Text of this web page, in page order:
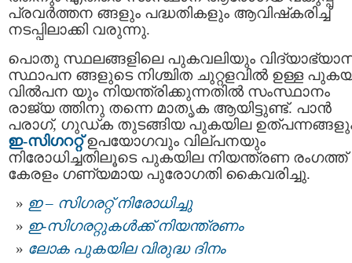
പ്രവര്‍ത്തന ങ്ങളും പദ്ധതികളും ആവിഷ്‌കരിച്ച്
നടപ്പിലാക്കി വരുന്നു.
പൊതു സ്ഥലങ്ങളിലെ പുകവലിയും
സ്ഥാപന ങ്ങളുടെ നിശ്ചിത ചുറ്റളവില്‍ ഉള്ള
വില്‍പന യും നിയന്ത്രിക്കുന്നതില്‍ സംസ്ഥാനം
രാജ്യ ത്തിനു തന്നെ മാതൃക ആയിട്ടുണ്ട്. പാന്‍
പരാഗ്, ഗുഡ്ക തുടങ്ങിയ പുകയില
ഇ-സിഗററ്റ്ഉപയോഗവും വില്പനയും
നിരോധിച്ചതിലൂടെ പുകയില നിയന്ത്രണ രംഗത്ത്
കേരളം ഗണ്യമായ പുരോഗതി കൈവരിച്ചു.
ഇ – സിഗരറ്റ് നിരോധിച്ചു
ഇ-സിഗരറ്റുകള്‍ക്ക് നിയന്ത്രണം
ലോക പുകയില വിരുദ്ധ ദിനം